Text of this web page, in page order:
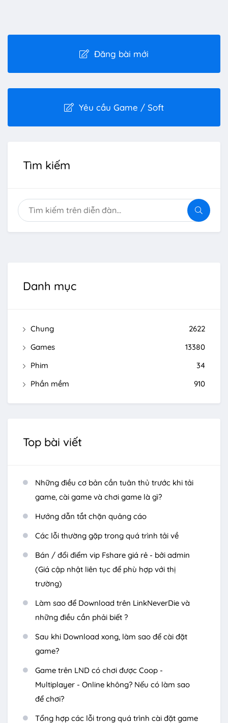
Đăng bài mới
Yêu cầu Game / Soft
Tìm kiếm
Danh mục
Chung
2622
Games
13380
Phim
34
Phần mềm
910
Top bài viết
Những điều cơ bản cần tuân thủ trước khi tải
game, cài game và chơi game là gì?
Hướng dẫn tắt chặn quảng cáo
Các lỗi thường gặp trong quá trình tải về
Bán / đổi điểm vip Fshare giá rẻ - bởi admin
(Giá cập nhật liên tục để phù hợp với thị
trường)
Làm sao để Download trên LinkNeverDie và
những điều cần phải biết ?
Sau khi Download xong, làm sao để cài đặt
game?
Game trên LND có chơi được Coop -
Multiplayer - Online không? Nếu có làm sao
để chơi?
Tổng hợp các lỗi trong quá trình cài đặt game